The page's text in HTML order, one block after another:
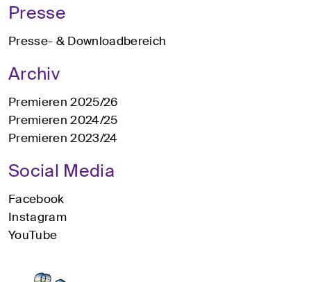
Presse
Presse- & Downloadbereich
Archiv
Premieren 2025/26
Premieren 2024/25
Premieren 2023/24
Social Media
Facebook
Instagram
YouTube